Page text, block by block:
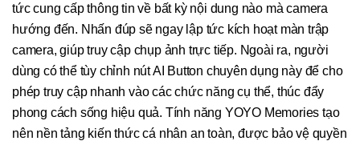
tức cung cấp thông tin về bất kỳ nội dung nào mà camera
hướng đến. Nhấn đúp sẽ ngay lập tức kích hoạt màn trập
camera, giúp truy cập chụp ảnh trực tiếp. Ngoài ra, người
dùng có thể tùy chỉnh nút AI Button chuyên dụng này để cho
phép truy cập nhanh vào các chức năng cụ thể, thúc đẩy
phong cách sống hiệu quả. Tính năng YOYO Memories tạo
nên nền tảng kiến thức cá nhân an toàn, được bảo vệ quyền